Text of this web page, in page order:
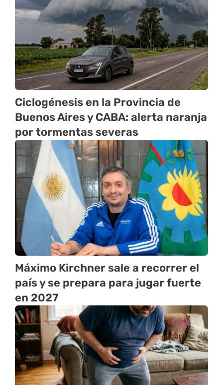
Ciclogénesis en la Provincia de
Buenos Aires y CABA: alerta naranja
por tormentas severas
Máximo Kirchner sale a recorrer el
país y se prepara para jugar fuerte
en 2027